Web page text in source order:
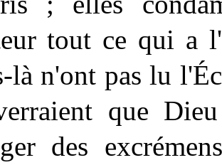
tout ce qui a
là n'ont pas lu
que
des